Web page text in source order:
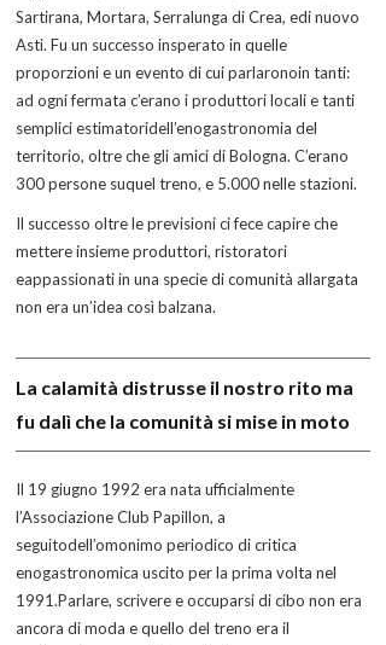
Sartirana, Mortara, Serralunga di Crea, edi nuovo
Asti. Fu un successo insperato in quelle
proporzioni e un evento di cui parlaronoin tanti:
ad ogni fermata c’erano i produttori locali e tanti
semplici estimatoridell’enogastronomia del
territorio, oltre che gli amici di Bologna. C’erano
300 persone suquel treno, e 5.000 nelle stazioni.
Il successo oltre le previsioni ci fece capire che
mettere insieme produttori, ristoratori
eappassionati in una specie di comunità allargata
non era un’idea così balzana.
La calamità distrusse il nostro rito ma
fu dalì che la comunità si mise in moto
Il 19 giugno 1992 era nata ufficialmente
l’Associazione Club Papillon, a
seguitodell’omonimo periodico di critica
enogastronomica uscito per la prima volta nel
1991.Parlare, scrivere e occuparsi di cibo non era
ancora di moda e quello del treno era il